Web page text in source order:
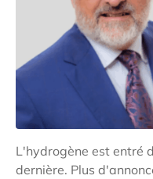
L'hydrogène est entré
dernière. Plus